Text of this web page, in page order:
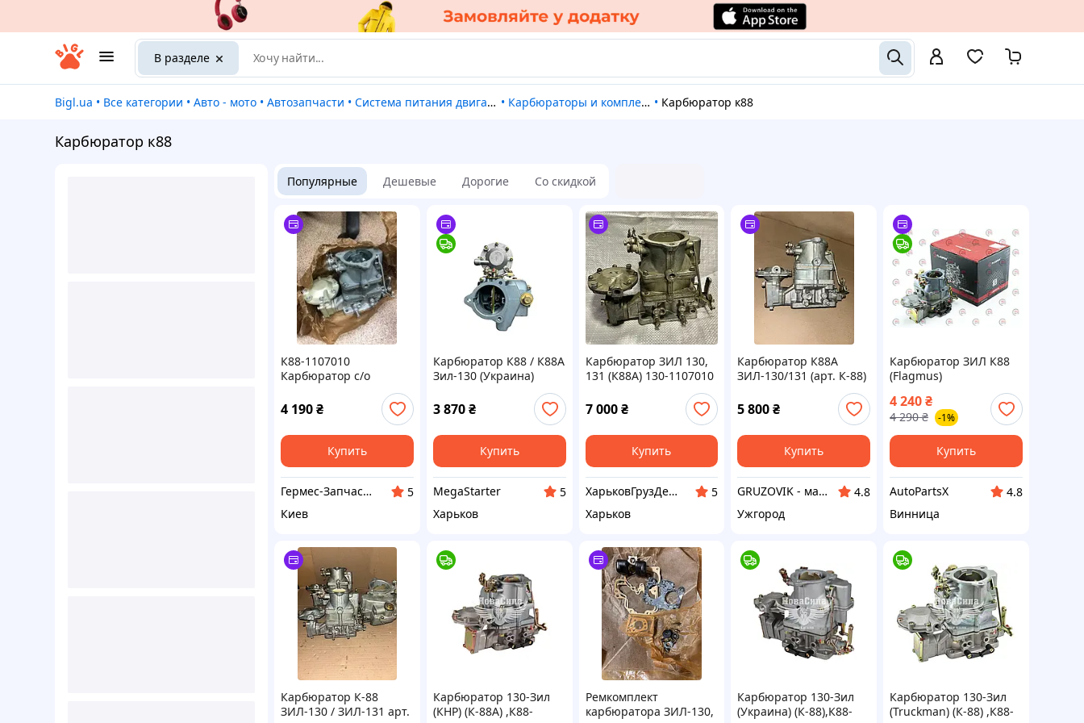
В разделе
Bigl.ua • Все категории • Авто - мото • Автозапчасти • Система питания двигателя • Карбюраторы и комплектующие • Карбюратор к88
Карбюратор к88
Популярные Дешевые Дорогие Со скидкой
К88-1107010
Карбюратор с/о
ЗИЛ-130, 131, 431410,
433360, 442160, 494560,
433110.
4 190₴
Купить
Гермес-Запчасти
5
Киев
Карбюратор К88 / К88А
Зил-130 (Украина)
3 870₴
Купить
MegaStarter
5
Харьков
Карбюратор ЗИЛ 130,
131 (К88А) 130-1107010
7 000 ₴
Купить
ХарьковГрузДеталь
5
Харьков
Карбюратор К88А
ЗИЛ-130/131 (арт. К-88)
5 800₴
Купить
GRUZOVIK - магазин запчастин для грузовиків: МАЗ, Урал, КаМаЗ, УАЗ, ЗІЛ, Краз.
4.8
Ужгород
Карбюратор ЗИЛ К88
(Flagmus)
4 240₴
4 290 ₴ -1%
Купить
AutoPartsX
4.8
Винница
Карбюратор К-88
ЗИЛ-130 / ЗИЛ-131 арт.
Карбюратор 130-Зил
(КНР) (К-88А) ,К88-
Ремкомплект
карбюратора ЗИЛ-130,
Карбюратор 130-Зил
(Украина) (К-88),К88-
Карбюратор 130-Зил
(Truckman) (К-88) ,К88-